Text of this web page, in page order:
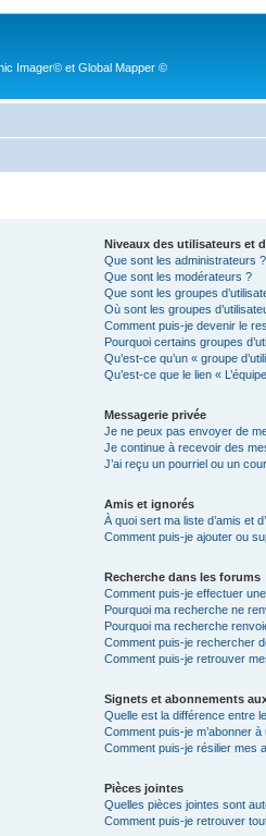
Imager© et Global Mapper ©
Niveaux des utilisateurs et
Que sont les administrateurs ?
Que sont les modérateurs ?
Que sont les groupes
Où sont les groupes
Comment puis-je devenir le
Pourquoi certains groupes
Qu’est-ce qu’un « groupe
Qu’est-ce que le lien «
Messagerie privée
Je ne peux pas envoyer de
Je continue à recevoir des
J’ai reçu un pourriel ou un
Amis et ignorés
À quoi sert ma liste d’amis et
Comment puis-je ajouter ou
Recherche dans les forums
Comment puis-je effectuer
Pourquoi ma recherche ne
Pourquoi ma recherche
Comment puis-je rechercher
Comment puis-je retrouver
Signets et abonnements
Quelle est la différence entre
Comment puis-je m’abonner
Comment puis-je résilier mes
Pièces jointes
Quelles pièces jointes sont
Comment puis-je retrouver